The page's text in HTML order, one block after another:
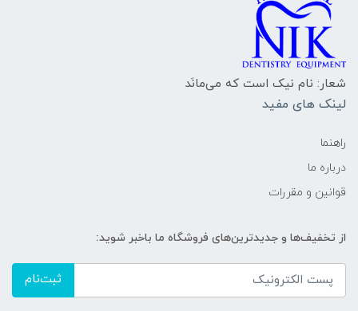
شعار: نام نیک است که می‌مانَد
لینک های مفید
راهنما
درباره ما
قوانین و مقررات
از تخفیف‌ها و جدیدترین‌های فروشگاه ما باخبر شوید:
ثبت‌نام